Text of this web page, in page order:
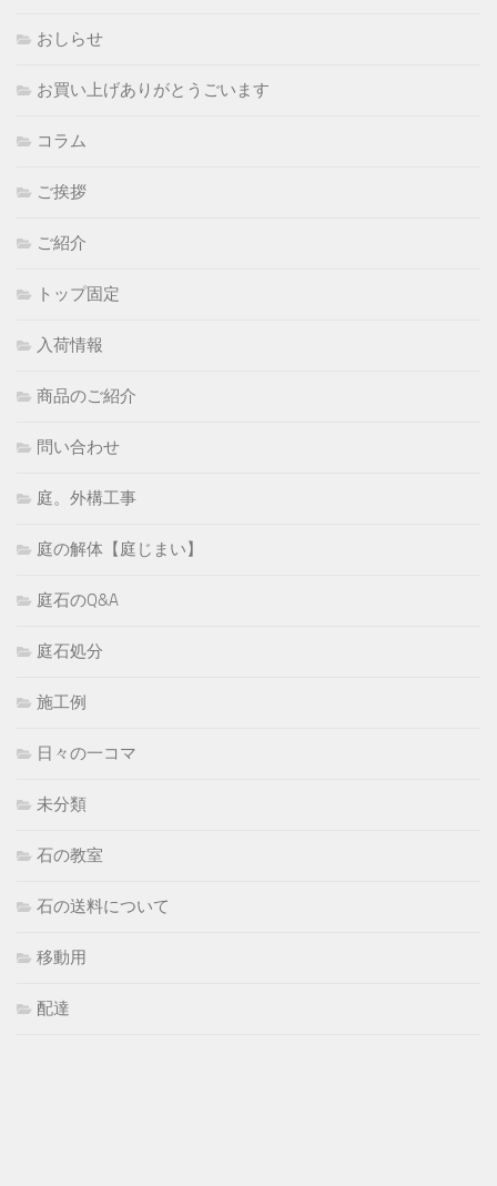
おしらせ
お買い上げありがとうごいます
コラム
ご挨拶
ご紹介
トップ固定
入荷情報
商品のご紹介
問い合わせ
庭。外構工事
庭の解体【庭じまい】
庭石のQ&A
庭石処分
施工例
日々の一コマ
未分類
石の教室
石の送料について
移動用
配達